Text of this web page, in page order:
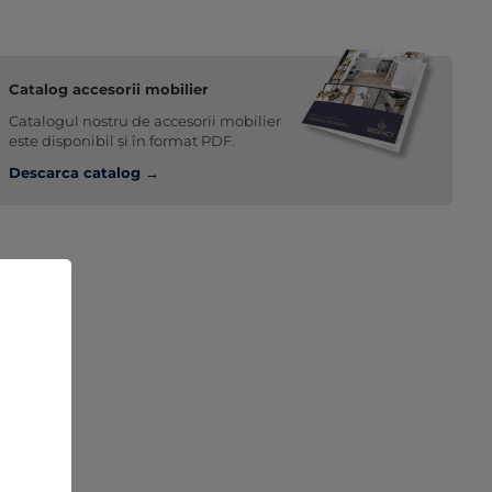
Catalog accesorii mobilier
Catalogul nostru de accesorii mobilier
este disponibil și în format PDF.
Descarca catalog →